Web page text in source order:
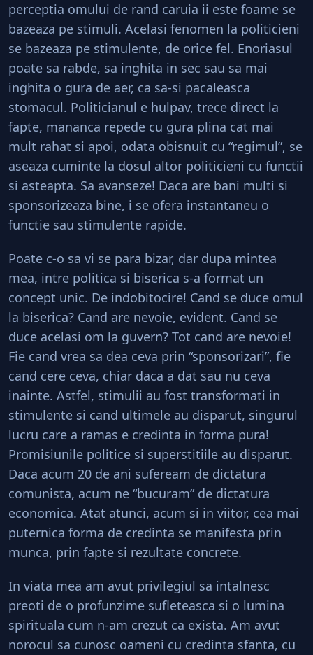
perceptia omului de rand caruia ii este foame se
bazeaza pe stimuli. Acelasi fenomen la politicieni
se bazeaza pe stimulente, de orice fel. Enoriasul
poate sa rabde, sa inghita in sec sau sa mai
inghita o gura de aer, ca sa-si pacaleasca
stomacul. Politicianul e hulpav, trece direct la
fapte, mananca repede cu gura plina cat mai
mult rahat si apoi, odata obisnuit cu “regimul”, se
aseaza cuminte la dosul altor politicieni cu functii
si asteapta. Sa avanseze! Daca are bani multi si
sponsorizeaza bine, i se ofera instantaneu o
functie sau stimulente rapide.
Poate c-o sa vi se para bizar, dar dupa mintea
mea, intre politica si biserica s-a format un
concept unic. De indobitocire! Cand se duce omul
la biserica? Cand are nevoie, evident. Cand se
duce acelasi om la guvern? Tot cand are nevoie!
Fie cand vrea sa dea ceva prin “sponsorizari”, fie
cand cere ceva, chiar daca a dat sau nu ceva
inainte. Astfel, stimulii au fost transformati in
stimulente si cand ultimele au disparut, singurul
lucru care a ramas e credinta in forma pura!
Promisiunile politice si superstitiile au disparut.
Daca acum 20 de ani sufeream de dictatura
comunista, acum ne “bucuram” de dictatura
economica. Atat atunci, acum si in viitor, cea mai
puternica forma de credinta se manifesta prin
munca, prin fapte si rezultate concrete.
In viata mea am avut privilegiul sa intalnesc
preoti de o profunzime sufleteasca si o lumina
spirituala cum n-am crezut ca exista. Am avut
norocul sa cunosc oameni cu credinta sfanta, cu